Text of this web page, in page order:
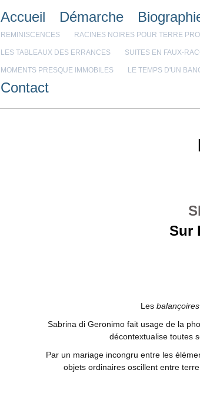
Accueil Démarche
REMINISCENCES RACINES NOIRES POUR TERRE
LES TABLEAUX DES ERRANCES SUITES EN FAUX-
MOMENTS PRESQUE IMMOBILES LE TEMPS D'UN
Contact
Sur
Les balançoires
Sabrina di Geronimo fait usage de la
décontextualise toutes
Par un mariage incongru entre les
objets ordinaires oscillent entre